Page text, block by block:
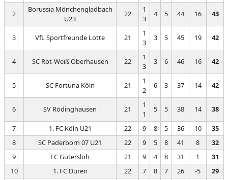
2
Borussia Mönchengladbach
U23
22
1
3
4 5 44 16 43
3 VfL Sportfreunde Lotte 21
1
3
3 5 45 19 42
4 SC Rot-Weiß Oberhausen 22
1
3
3 6 46 16 42
5 SC Fortuna Köln 21
1
2
6 3 37 14 42
6 SV Rödinghausen 21
1
1
5 5 38 14 38
7 1. FC Köln U21 22 9 8 5 36 10
35
8
SC Paderborn 07 U21 22 9 5 8 41 8
32
9
FC Gütersloh 21 9 4 8 31 1
31
10
1. FC Düren 22 7 8 7 26 -5
29